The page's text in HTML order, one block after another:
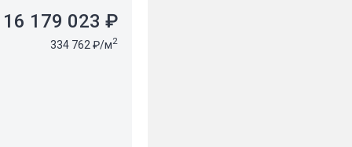
16 179 023 ₽
334 762 ₽/м2